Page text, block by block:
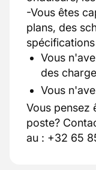
-Vous êtes
plans, des
Vous
des
Vous
Vous pensez
poste?
au : +32 65